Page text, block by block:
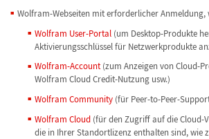
Wolfram-Webseiten mit erforderlicher Anmeldung,
Wolfram User-Portal(um Desktop-Produkte
Aktivierungsschlüssel für Netzwerkprodukte
Wolfram-Account(zum Anzeigen von Cloud-
Wolfram Cloud Credit-Nutzung usw.)
Wolfram Community(für Peer-to-Peer-
Wolfram Cloud(für den Zugriff auf die Cloud-
die in Ihrer Standortlizenz enthalten sind, wie